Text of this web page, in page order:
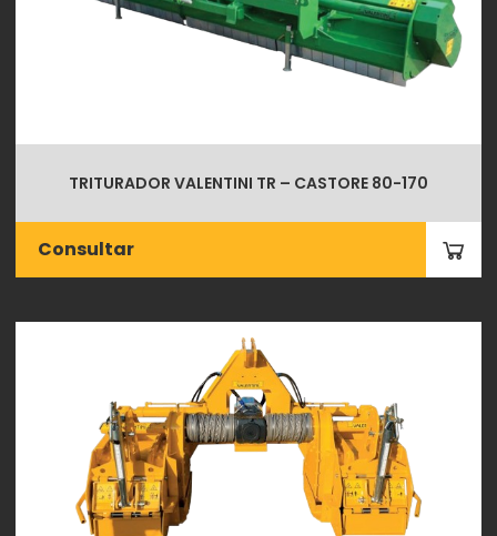
TRITURADOR VALENTINI TR – CASTORE 80-170
Consultar